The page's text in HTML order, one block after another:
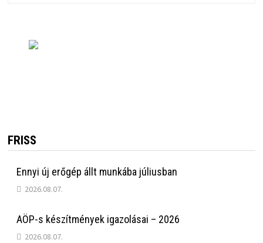
FRISS
Ennyi új erőgép állt munkába júliusban
2026.08.07.
AÖP-s készítmények igazolásai – 2026
2026.08.07.